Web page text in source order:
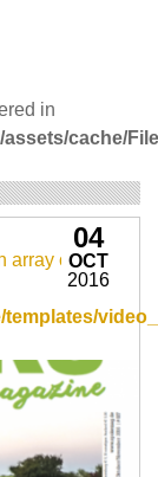
in
cache/
array or an
04
OCT
2016